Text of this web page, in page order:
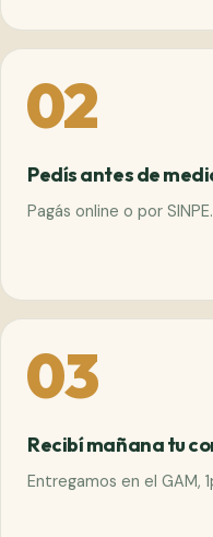
02
Pedís antes de
Pagás online o por SINPE.
03
Recibí mañana tu
Entregamos en el GAM,